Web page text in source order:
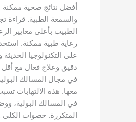
أفضل نتائج صحية
والسمعة الطبية. قراءة
الطبيب بأعلى معايير
رعاية طبية ممكنة.
على التكنولوجيا
دقيق وعلاج فعال مع أقل
في مجال المسالك
معها. هذه الالتهابات
في المسالك البولية،
المتكررة. حصوات الكلى